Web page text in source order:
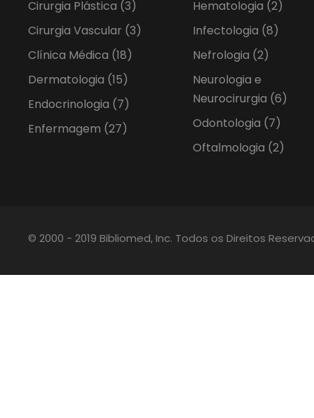
Cirurgia Plástica (3)
Cirurgia Vascular (3)
Clínica Médica (18)
Dermatologia (15)
Endocrinologia (7)
Enfermagem (27)
Hematologia (2)
Infectologia (8)
Nefrologia (2)
Neurologia e
Neurocirurgia (6)
Odontologia (7)
Oftalmologia (2)
© 2000 - 2019 Bibliomed, Inc. Todos os Direitos